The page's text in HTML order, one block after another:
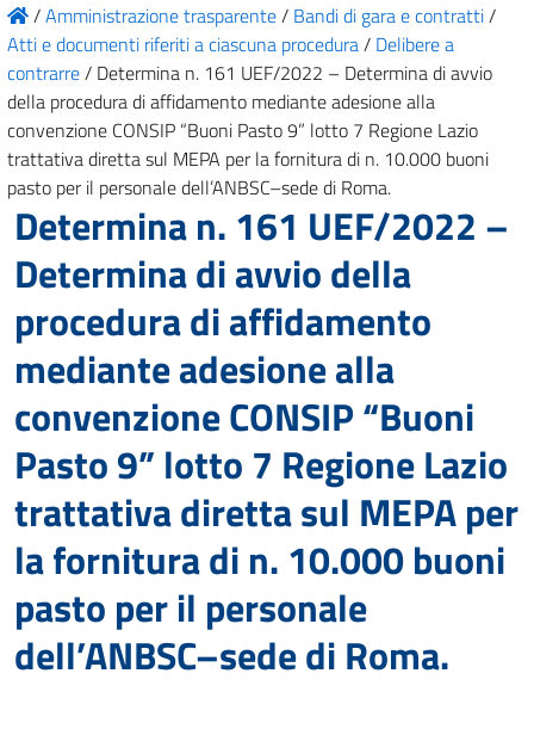
/Amministrazione trasparente/ Bandi di gara e contratti/
Atti e documenti riferiti a ciascuna procedura/ Delibere a
contrarre/ Determina n. 161 UEF/2022 – Determina di avvio
della procedura di affidamento mediante adesione alla
convenzione CONSIP “Buoni Pasto 9” lotto 7 Regione Lazio
trattativa diretta sul MEPA per la fornitura di n. 10.000 buoni
pasto per il personale dell’ANBSC–sede di Roma.
Determina n. 161 UEF/2022 –
Determina di avvio della
procedura di affidamento
mediante adesione alla
convenzione CONSIP “Buoni
Pasto 9” lotto 7 Regione Lazio
trattativa diretta sul MEPA per
la fornitura di n. 10.000 buoni
pasto per il personale
dell’ANBSC–sede di Roma.